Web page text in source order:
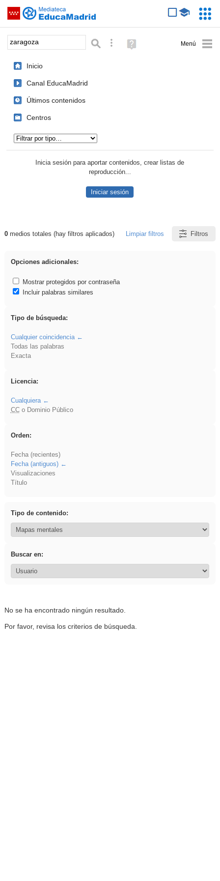
Saltar navegación
Palabra o frase: Búsqueda avanzada
Ayuda
(en
Inicio
Canal EducaMadrid
Últimos contenidos
Centros
Inicia sesión para aportar contenidos, crear listas de
reproducción...
Iniciar sesión
Resultados de: zaragoza
0medios totales (hay filtros aplicados) Limpiar filtros Filtros
Opciones adicionales:
Mostrar protegidos por contraseña
Incluir palabras similares
Tipo de búsqueda:
Cualquier coincidencia
Todas las palabras
Exacta
Licencia:
Cualquiera
CCo Dominio Público
Orden:
Fecha (recientes)
Fecha (antiguos)
Visualizaciones
Título
Tipo de contenido:
Buscar en:
No se ha encontrado ningún resultado.
Por favor, revisa los criterios de búsqueda.